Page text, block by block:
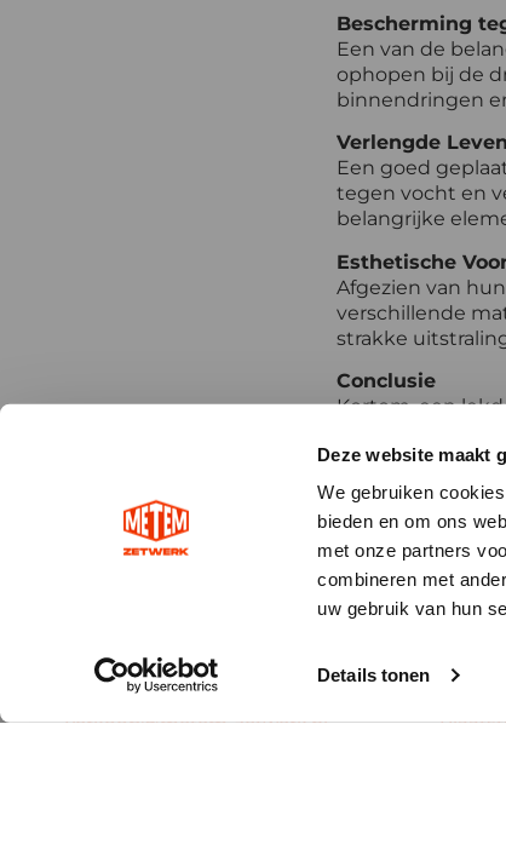
Deze website maakt
We gebruiken
bieden en om ons
met onze partners
combineren met
uw gebruik van hun
Details tonen
Bescherming
Een van de
ophopen bij de
binnendringen
Verlengde
Een goed
tegen vocht en
belangrijke
Esthetische
Afgezien van
verschillende
strakke
Conclusie
Kortom, een
huis wilt
3953 HA – Maarsbergen
0343 – 745260
verkoop@metem-zetwerk.nl
Zink
Lood